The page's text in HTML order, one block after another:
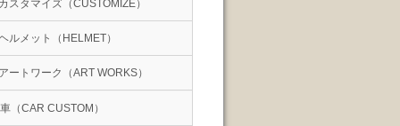
カスタマイズ（CUSTOMIZE）
ルメット（HELMET）
アートワーク（ART WORKS）
（CAR CUSTOM）